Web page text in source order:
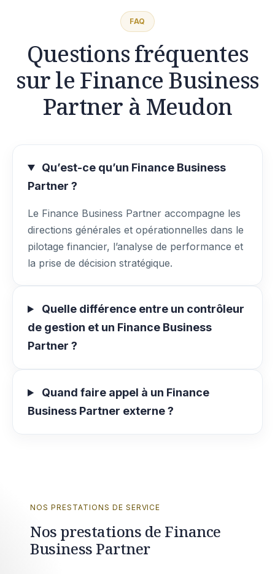
FAQ
Questions fréquentes
sur le Finance Business
Partner à Meudon
Qu’est-ce qu’un Finance Business
Partner ?
Le Finance Business Partner accompagne les
directions générales et opérationnelles dans le
pilotage financier, l’analyse de performance et
la prise de décision stratégique.
Quelle différence entre un contrôleur
de gestion et un Finance Business
Partner ?
Quand faire appel à un Finance
Business Partner externe ?
NOS PRESTATIONS DE SERVICE
Nos prestations de Finance
Business Partner